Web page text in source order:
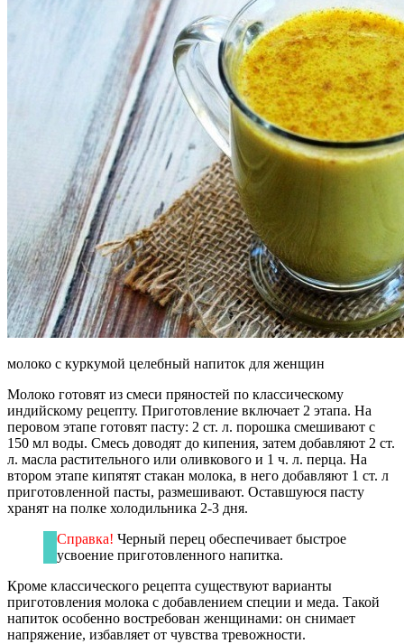
молоко с куркумой целебный напиток для женщин
Молоко готовят из смеси пряностей по классическому
индийскому рецепту. Приготовление включает 2 этапа. На
перовом этапе готовят пасту: 2 ст. л. порошка смешивают с
150 мл воды. Смесь доводят до кипения, затем добавляют 2 ст.
л. масла растительного или оливкового и 1 ч. л. перца. На
втором этапе кипятят стакан молока, в него добавляют 1 ст. л
приготовленной пасты, размешивают. Оставшуюся пасту
хранят на полке холодильника 2-3 дня.
Справка! Черный перец обеспечивает быстрое
усвоение приготовленного напитка.
Кроме классического рецепта существуют варианты
приготовления молока с добавлением специи и меда. Такой
напиток особенно востребован женщинами: он снимает
напряжение, избавляет от чувства тревожности.